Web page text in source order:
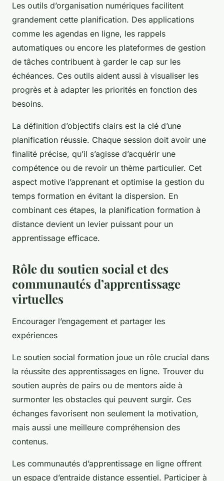
Les outils d’organisation numériques facilitent
grandement cette planification. Des applications
comme les agendas en ligne, les rappels
automatiques ou encore les plateformes de gestion
de tâches contribuent à garder le cap sur les
échéances. Ces outils aident aussi à visualiser les
progrès et à adapter les priorités en fonction des
besoins.
La définition d’objectifs clairs est la clé d’une
planification réussie. Chaque session doit avoir une
finalité précise, qu’il s’agisse d’acquérir une
compétence ou de revoir un thème particulier. Cet
aspect motive l’apprenant et optimise la gestion du
temps formation en évitant la dispersion. En
combinant ces étapes, la planification formation à
distance devient un levier puissant pour un
apprentissage efficace.
Rôle du soutien social et des
communautés d’apprentissage
virtuelles
Encourager l’engagement et partager les
expériences
Le soutien social formation joue un rôle crucial dans
la réussite des apprentissages en ligne. Trouver du
soutien auprès de pairs ou de mentors aide à
surmonter les obstacles qui peuvent surgir. Ces
échanges favorisent non seulement la motivation,
mais aussi une meilleure compréhension des
contenus.
Les communautés d’apprentissage en ligne offrent
un espace d’entraide distance essentiel. Participer à